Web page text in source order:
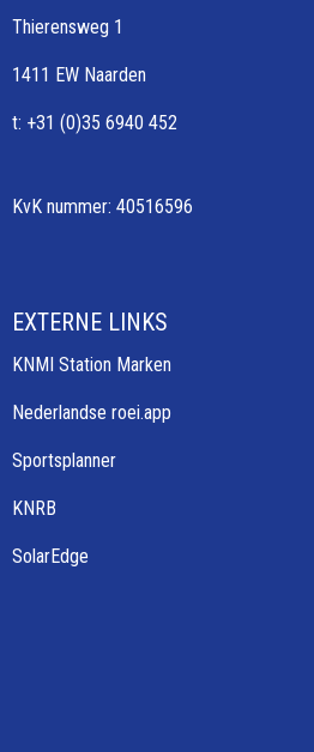
Thierensweg 1
1411 EW Naarden
t: +31 (0)35 6940 452
KvK nummer: 40516596
EXTERNE LINKS
KNMI Station Marken
Nederlandse roei.app
Sportsplanner
KNRB
SolarEdge